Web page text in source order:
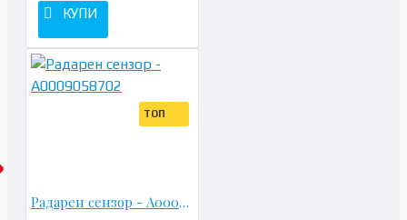
КУПИ
ТОП
Радарен сензор - A0009058702